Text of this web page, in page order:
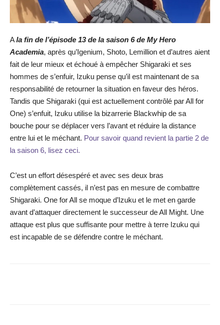
Ala fin de l’épisode 13 de la saison 6 de My Hero
Academia, après qu’Igenium, Shoto, Lemillion et d’autres aient
fait de leur mieux et échoué à empêcher Shigaraki et ses
hommes de s’enfuir, Izuku pense qu’il est maintenant de sa
responsabilité de retourner la situation en faveur des héros.
Tandis que Shigaraki (qui est actuellement contrôlé par All for
One) s’enfuit, Izuku utilise la bizarrerie Blackwhip de sa
bouche pour se déplacer vers l’avant et réduire la distance
entre lui et le méchant. Pour savoir quand revient la partie 2 de
la saison 6, lisez ceci.
C’est un effort désespéré et avec ses deux bras
complètement cassés, il n’est pas en mesure de combattre
Shigaraki. One for All se moque d’Izuku et le met en garde
avant d’attaquer directement le successeur de All Might. Une
attaque est plus que suffisante pour mettre à terre Izuku qui
est incapable de se défendre contre le méchant.